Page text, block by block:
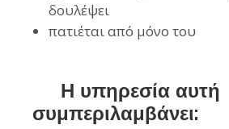
δουλέψει
πατιέται από μόνο του
Η υπηρεσία αυτή
συμπεριλαμβάνει: